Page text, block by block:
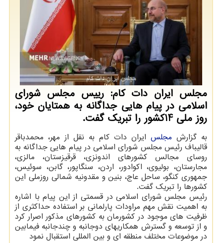
مجلس ایران دات کام: رییس مجلس شورای
اسلامی در پیام هایی جداگانه به همتایان خود،
روز ملی 14کشور را تبریک گفت.
به گزارش مجلس ایران دات کام به نقل از مهر، محمدباقر
قالیباف رئیس مجلس شورای اسلامی در پیام هایی جداگانه به
روسای مجالس کشورهای اندونزی، قرقیزستان، مالزی،
مجارستان، بولیوی، اکوادور، اردن، سنگاپور، گابن، سوئیس،
جمهوری کنگو، ساحل عاج، بنین و مقدونیه شمالی روزملی این
کشورها را تبریک گفت.
رئیس مجلس شورای اسلامی در قسمتی از این پیام با اشاره
به اهمیت نقش مهم مراودات پارلمانی بر استفاده حداکثری از
ظرفیت های موجود در کشورمان به کشورهای مذکور اصرار کرد
و از توسعه و گسترش همکاریهای دوجانبه و چندجانبه فیمابین
در موضوعات مختلف منطقه ای و بین المللی استقبال نمود